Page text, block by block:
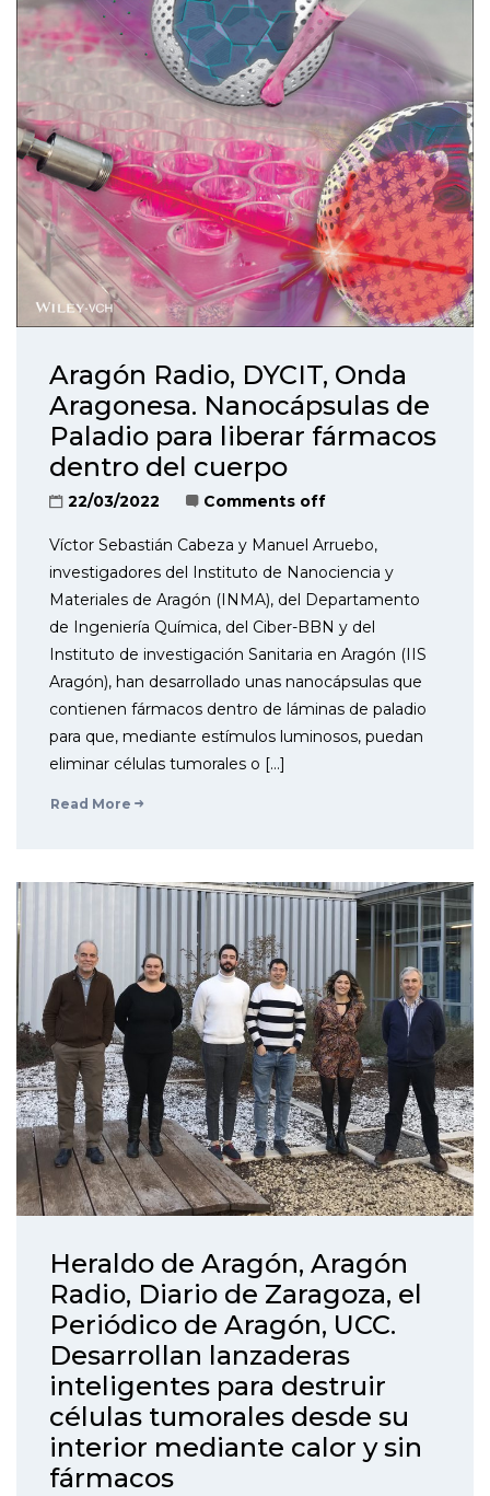
Aragón Radio, DYCIT, Onda
Aragonesa. Nanocápsulas de
Paladio para liberar fármacos
dentro del cuerpo
22/03/2022 Comments off
Víctor Sebastián Cabeza y Manuel Arruebo,
investigadores del Instituto de Nanociencia y
Materiales de Aragón (INMA), del Departamento
de Ingeniería Química, del Ciber-BBN y del
Instituto de investigación Sanitaria en Aragón (IIS
Aragón), han desarrollado unas nanocápsulas que
contienen fármacos dentro de láminas de paladio
para que, mediante estímulos luminosos, puedan
eliminar células tumorales o […]
Read More
Heraldo de Aragón, Aragón
Radio, Diario de Zaragoza, el
Periódico de Aragón, UCC.
Desarrollan lanzaderas
inteligentes para destruir
células tumorales desde su
interior mediante calor y sin
fármacos